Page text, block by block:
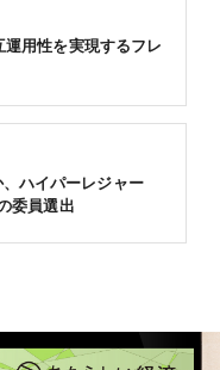
ハイパーレジャー
委員選出
用性を実現するフレ